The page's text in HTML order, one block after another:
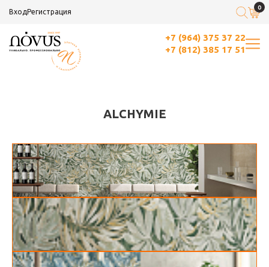
ВходРегистрация
0
+7 (964) 375 37 22
+7 (812) 385 17 51
ALCHYMIE